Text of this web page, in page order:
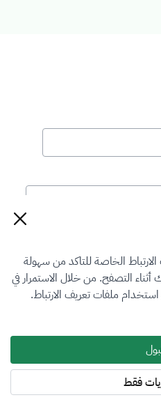
الخاصة للتاكد من سهولة
التصفح. من خلال الاستمرار في
ملفات تعريف الارتباط.
فقط